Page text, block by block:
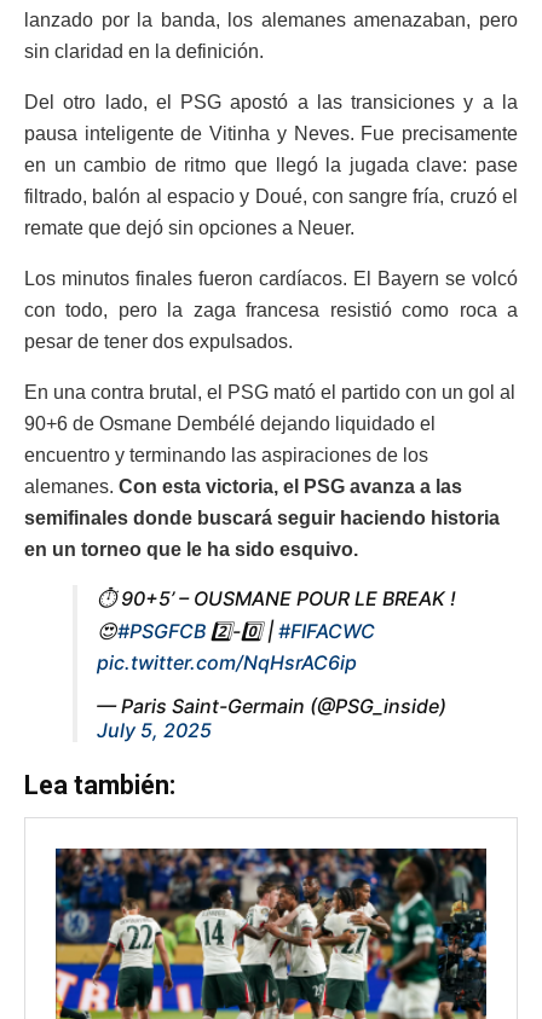
lanzado por la banda, los alemanes amenazaban, pero
sin claridad en la definición.
Del otro lado, el PSG apostó a las transiciones y a la
pausa inteligente de Vitinha y Neves. Fue precisamente
en un cambio de ritmo que llegó la jugada clave: pase
filtrado, balón al espacio y Doué, con sangre fría, cruzó el
remate que dejó sin opciones a Neuer.
Los minutos finales fueron cardíacos. El Bayern se volcó
con todo, pero la zaga francesa resistió como roca a
pesar de tener dos expulsados.
En una contra brutal, el PSG mató el partido con un gol al
90+6 de Osmane Dembélé dejando liquidado el
encuentro y terminando las aspiraciones de los
alemanes. Con esta victoria, el PSG avanza a las
semifinales donde buscará seguir haciendo historia
en un torneo que le ha sido esquivo.
⏱️ 90+5’ – OUSMANE POUR LE BREAK !
😍#PSGFCB 2️⃣-0️⃣ | #FIFACWC
pic.twitter.com/NqHsrAC6ip
— Paris Saint-Germain (@PSG_inside)
July 5, 2025
Lea también: